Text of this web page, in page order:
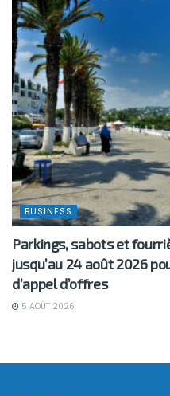
BUSINESS
Parkings, sabots et
jusqu’au 24 août 2026
d’appel d’offres
5 AOÛT 2026